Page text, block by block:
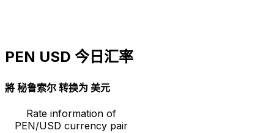
PEN USD 今日汇率
將 秘鲁索尔 转换为 美元
Rate information of
PEN/USD currency pair